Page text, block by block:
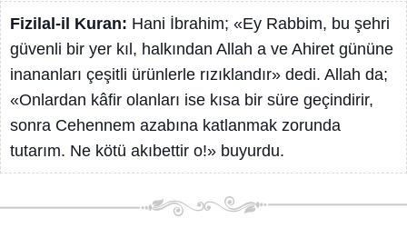
Fizilal-il Kuran: Hani İbrahim; «Ey Rabbim, bu şehri
güvenli bir yer kıl, halkından Allah a ve Ahiret gününe
inananları çeşitli ürünlerle rızıklandır» dedi. Allah da;
«Onlardan kâfir olanları ise kısa bir süre geçindirir,
sonra Cehennem azabına katlanmak zorunda
tutarım. Ne kötü akıbettir o!» buyurdu.